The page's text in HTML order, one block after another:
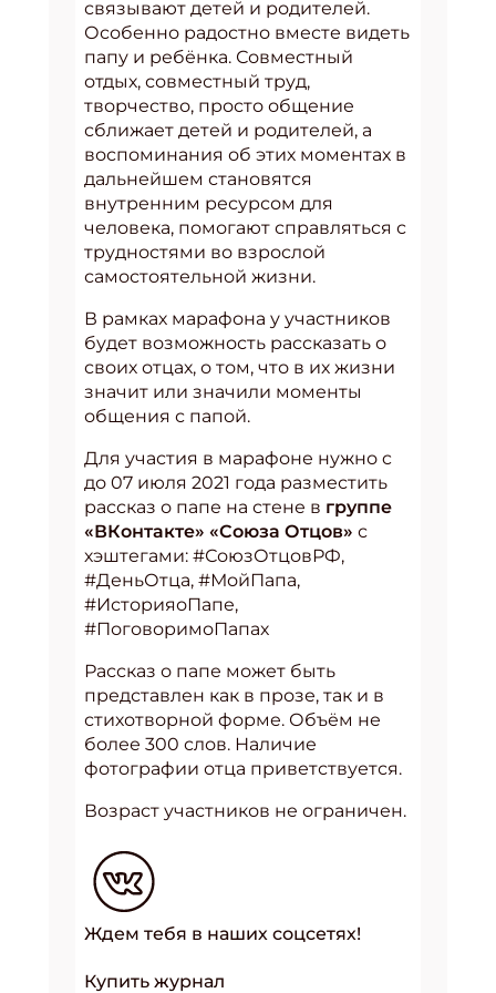
связывают детей и родителей.
Особенно радостно вместе видеть
папу и ребёнка. Совместный
отдых, совместный труд,
творчество, просто общение
сближает детей и родителей, а
воспоминания об этих моментах в
дальнейшем становятся
внутренним ресурсом для
человека, помогают справляться с
трудностями во взрослой
самостоятельной жизни.
В рамках марафона у участников
будет возможность рассказать о
своих отцах, о том, что в их жизни
значит или значили моменты
общения с папой.
Для участия в марафоне нужно c
до 07 июля 2021 года разместить
рассказ о папе на стене в группе
«ВКонтакте» «Союза Отцов» с
хэштегами: #СоюзОтцовРФ,
#ДеньОтца, #МойПапа,
#ИсторияоПапе,
#ПоговоримоПапах
Рассказ о папе может быть
представлен как в прозе, так и в
стихотворной форме. Объём не
более 300 слов. Наличие
фотографии отца приветствуется.
Возраст участников не ограничен.
Ждем тебя в наших соцсетях!
Купить журнал